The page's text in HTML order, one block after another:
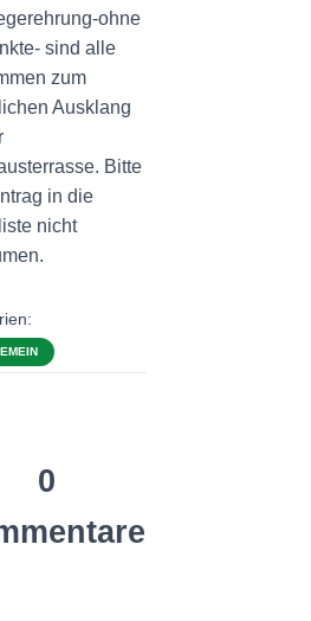
ohne
sind alle
zum
Ausklang
Bitte
in die
nicht
0